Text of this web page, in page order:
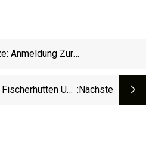
Anmeldung Zur
Für Geistige Fitness In
Und :nächste